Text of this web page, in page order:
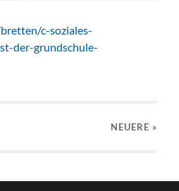
c-soziales-
der-grundschule-
NEUERE »